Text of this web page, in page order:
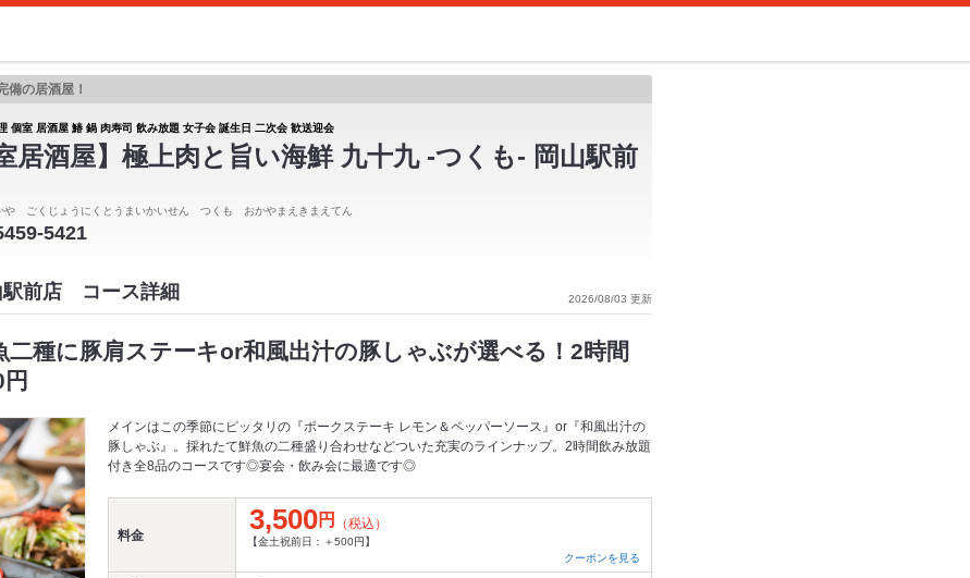
備の居酒屋！
個室 居酒屋 鰆 鍋 肉寿司 飲み放題 女子会 誕生日 二次会 歓送迎会
居酒屋】極上肉と旨い海鮮 九十九 -つくも- 岡山駅前
や ごくじょうにくとうまいかいせん つくも おかやまえきまえてん
5421
2026/08/03 更新
駅前店 コース詳細
二種に豚肩ステーキor和風出汁の豚しゃぶが選べる！2時間
メインはこの季節にピッタリの『ポークステーキ レモン＆ペッパーソース』or『和風出汁の
豚しゃぶ』。採れたて鮮魚の二種盛り合わせなどついた充実のラインナップ。2時間飲み放題
付き全8品のコースです◎宴会・飲み会に最適です◎
料金 3,500円 （税込）
【金土祝前日：＋500円】
クーポンを見る